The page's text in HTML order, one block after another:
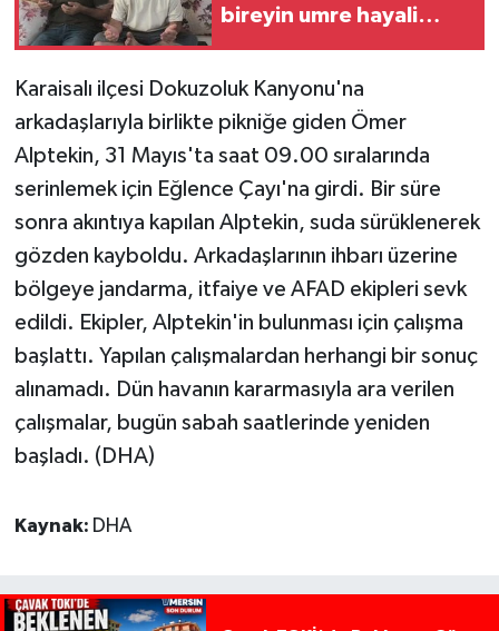
bireyin umre hayali
Karaisalı ilçesi Dokuzoluk Kanyonu'na
arkadaşlarıyla birlikte pikniğe giden Ömer
Alptekin, 31 Mayıs'ta saat 09.00 sıralarında
serinlemek için Eğlence Çayı'na girdi. Bir süre
sonra akıntıya kapılan Alptekin, suda sürüklenerek
gözden kayboldu. Arkadaşlarının ihbarı üzerine
bölgeye jandarma, itfaiye ve AFAD ekipleri sevk
edildi. Ekipler, Alptekin'in bulunması için çalışma
başlattı. Yapılan çalışmalardan herhangi bir sonuç
alınamadı. Dün havanın kararmasıyla ara verilen
çalışmalar, bugün sabah saatlerinde yeniden
başladı. (DHA)
Kaynak: DHA